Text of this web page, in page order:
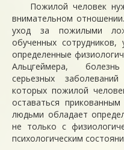
Пожилой человек
внимательном
уход за пожилыми
обученных
определенные
Альцгеймера,
серьезных
которых пожилой
оставаться
людьми обладает
не только с
психологическим